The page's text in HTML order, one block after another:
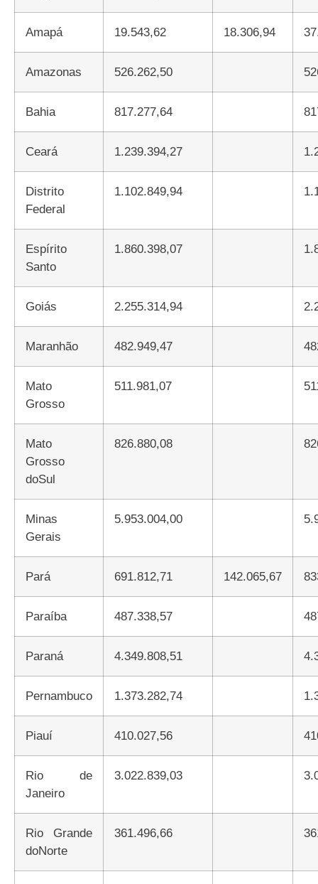
Amapá 19.543,62 18.306,94
Amazonas 526.262,50
Bahia 817.277,64
Ceará 1.239.394,27
Distrito
Federal
1.102.849,94
Espírito
Santo
1.860.398,07
Goiás 2.255.314,94
Maranhão 482.949,47
Mato
Grosso
511.981,07
Mato
Grosso
doSul
826.880,08
Minas
Gerais
5.953.004,00
Pará 691.812,71 142.065,67
Paraíba 487.338,57
Paraná 4.349.808,51
Pernambuco 1.373.282,74
Piauí 410.027,56
Rio de
Janeiro
3.022.839,03
Rio Grande
doNorte
361.496,66